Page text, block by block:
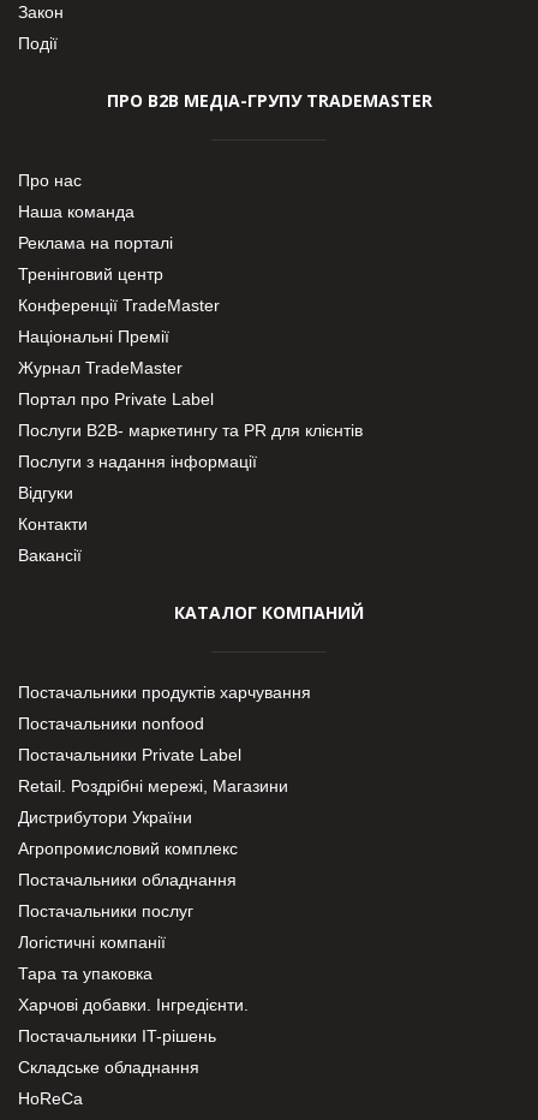
Закон
Події
ПРО В2В МЕДІА-ГРУПУ TRADEMASTER
Про нас
Наша команда
Реклама на порталі
Тренінговий центр
Конференції TradeMaster
Національні Премії
Журнал TradeMaster
Портал про Private Label
Послуги В2В- маркетингу та PR для клієнтів
Послуги з надання інформації
Відгуки
Контакти
Вакансії
КАТАЛОГ КОМПАНИЙ
Постачальники продуктів харчування
Постачальники nonfood
Постачальники Private Label
Retail. Роздрібні мережі, Магазини
Дистрибутори України
Агропромисловий комплекс
Постачальники обладнання
Постачальники послуг
Логістичні компанії
Тара та упаковка
Харчові добавки. Інгредієнти.
Постачальники IT-рішень
Складське обладнання
HoReCa